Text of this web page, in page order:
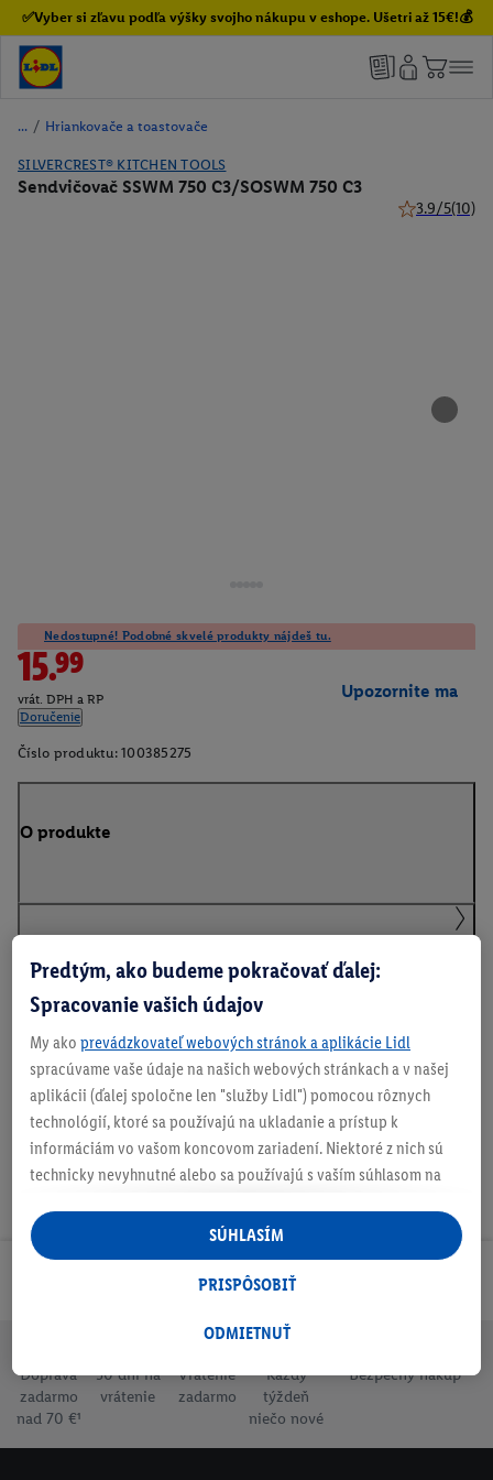
✅Vyber si zľavu podľa výšky svojho nákupu v eshope. Ušetri až 15€!💰
/ Hriankovače a toastovače
SILVERCREST® KITCHEN TOOLS
Sendvičovač SSWM 750 C3/SOSWM 750 C3
3.9/5(10)
Nedostupné! Podobné skvelé produkty nájdeš tu.
15.99
vrát. DPH a RP
Doručenie
Upozornite ma
Číslo produktu: 100385275
O produkte
Na stiahnutie
Odoberaj Newsletter!
Doprava
zadarmo
nad 70 €¹
30 dní na
vrátenie
Vrátenie
zadarmo
Každý
týždeň
niečo nové
Bezpečný nákup
Predtým, ako budeme pokračovať ďalej:
Spracovanie vašich údajov
My ako prevádzkovateľ webových stránok a aplikácie Lidl
spracúvame vaše údaje na našich webových stránkach a v našej
aplikácii (ďalej spoločne len "služby Lidl") pomocou rôznych
technológií, ktoré sa používajú na ukladanie a prístup k
informáciám vo vašom koncovom zariadení. Niektoré z nich sú
technicky nevyhnutné alebo sa používajú s vaším súhlasom na
personalizovanú reklamu v rámci služieb Lidl aj mimo nich. Ak
ste účastníkom programu Lidl Plus, na tieto účely sa spracúvajú
aj údaje z vášho nákupného správania v obchode.
následne si vytvoríte účet Lidl Plus alebo sa prihlásite do svojho
tiež vytvoriť špeciálny online identifikátor z e-mailovej adresy,
ktorú tam uvediete, aby sme vás mohli rozpoznať v službách
ODMIETNUŤ
PRISPÔSOBIŤ
SÚHLASÍM